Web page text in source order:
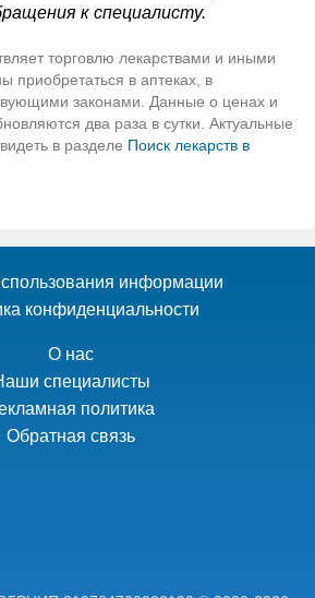
к специалисту.
торговлю лекарствами и иными
приобретаться в аптеках, в
законами. Данные о ценах и
два раза в сутки. Актуальные
в разделе Поиск лекарств в
информации
конфиденциальности
О нас
специалисты
политика
Обратная связь